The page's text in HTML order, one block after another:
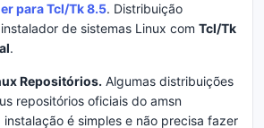
para Tcl/Tk 8.5. Distribuição
de sistemas Linux com Tcl/Tk
.
Repositórios. Algumas distribuições
repositórios oficiais do amsn
instalação é simples e não precisa fazer